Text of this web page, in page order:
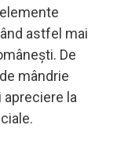
astfel mai
De
mândrie
la